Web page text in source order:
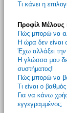
Τι κάνει η
Προφίλ Μέλους
Πώς μπορώ να
Η ώρα δεν είναι
Έχω αλλάξει
Η γλώσσα μου
συστήματος!
Πώς μπορώ να
Τι είναι ο
Για να κάνω
εγγεγραμμένος;